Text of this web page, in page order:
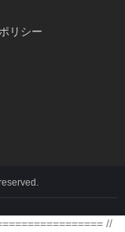
リシー
//